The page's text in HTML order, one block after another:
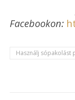
Facebookon:
Használj sópakolást